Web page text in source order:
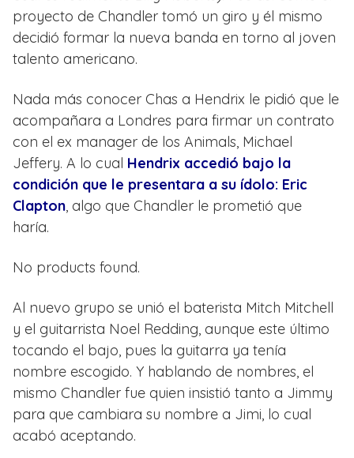
proyecto de Chandler tomó un giro y él mismo
decidió formar la nueva banda en torno al joven
talento americano.
Nada más conocer Chas a Hendrix le pidió que le
acompañara a Londres para firmar un contrato
con el ex manager de los Animals, Michael
Jeffery. A lo cual Hendrix accedió bajo la
condición que le presentara a su ídolo: Eric
Clapton, algo que Chandler le prometió que
haría.
No products found.
Al nuevo grupo se unió el baterista Mitch Mitchell
y el guitarrista Noel Redding, aunque este último
tocando el bajo, pues la guitarra ya tenía
nombre escogido. Y hablando de nombres, el
mismo Chandler fue quien insistió tanto a Jimmy
para que cambiara su nombre a Jimi, lo cual
acabó aceptando.